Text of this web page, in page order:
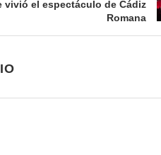
vivió el espectáculo de Cádiz
Romana